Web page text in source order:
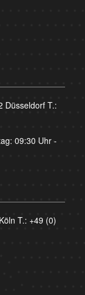
Düsseldorf T.:
09:30 Uhr -
T.: +49 (0)